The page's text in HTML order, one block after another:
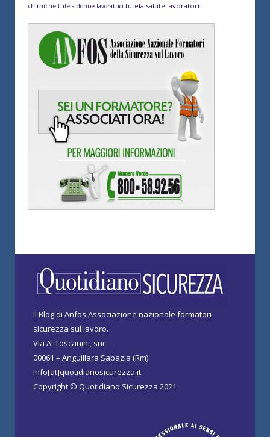
chimiche tutela donne lavoratrici tutela salute lavoratori
Il Blog di Anfos Associazione nazionale formatori
sicurezza sul lavoro.
Via A. Toscanini, snc
00061 – Anguillara Sabazia (Rm)
info[at]quotidianosicurezza.it
Copyright © Quotidiano Sicurezza 2021